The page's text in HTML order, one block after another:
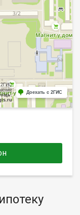
2ГИС
Доехать с 2ГИС